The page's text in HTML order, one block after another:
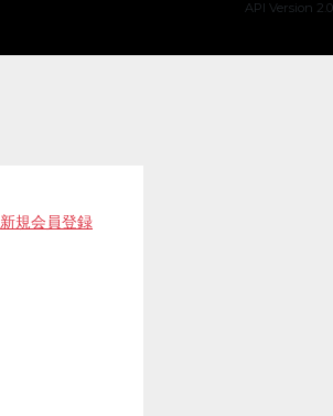
API Version 2.0
新規会員登録